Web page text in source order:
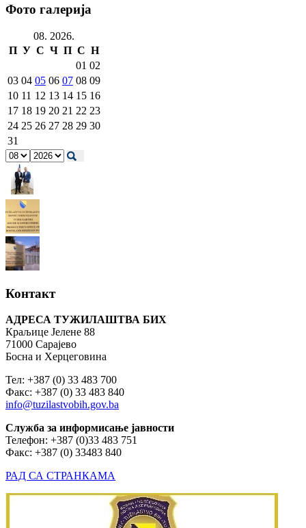
Фото галерија
08. 2026.
П У С Ч П С Н
01 02
03 04 05 06 07 08 09
10 11 12 13 14 15 16
17 18 19 20 21 22 23
24 25 26 27 28 29 30
31
Контакт
АДРЕСА ТУЖИЛАШТВА БИХ
Краљице Јелене 88
71000 Сарајево
Босна и Херцеговина
Тел: +387 (0) 33 483 700
Факс: +387 (0) 33 483 840
info@tuzilastvobih.gov.ba
Служба за информисање јавности
Телефон: +387 (0)33 483 751
Факс: +387 (0) 33483 840
РАД СА СТРАНКАМА